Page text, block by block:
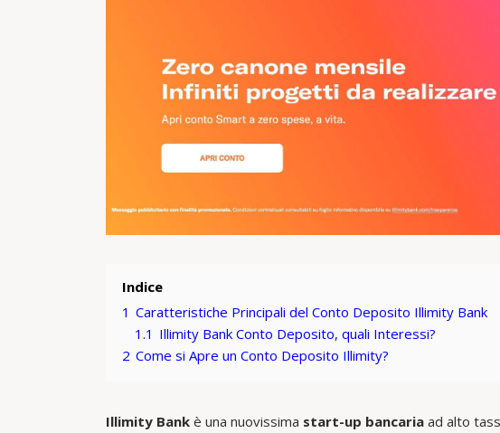
Indice
1 Caratteristiche Principali del Conto Deposito Illimity Bank
1.1 Illimity Bank Conto Deposito, quali Interessi?
2 Come si Apre un Conto Deposito Illimity?
Illimity Bank è una nuovissima start-up bancaria ad alto